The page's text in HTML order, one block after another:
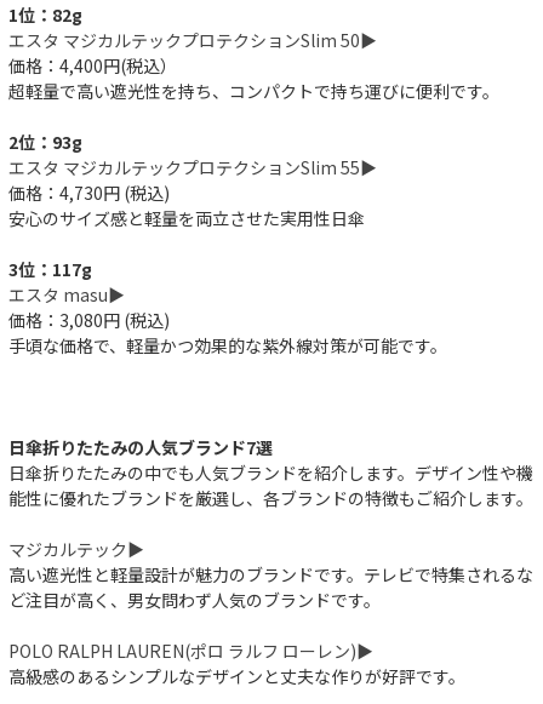
1位：82g
エスタ マジカルテックプロテクションSlim 50▶︎
価格：4,400円(税込）
超軽量で高い遮光性を持ち、コンパクトで持ち運びに便利です。
2位：93g
エスタ マジカルテックプロテクションSlim 55▶︎
価格：4,730円 (税込)
安心のサイズ感と軽量を両立させた実用性日傘
3位：117g
エスタ masu▶︎
価格：3,080円 (税込)
手頃な価格で、軽量かつ効果的な紫外線対策が可能です。
日傘折りたたみの人気ブランド7選
日傘折りたたみの中でも人気ブランドを紹介します。デザイン性や機
能性に優れたブランドを厳選し、各ブランドの特徴もご紹介します。
マジカルテック▶︎
高い遮光性と軽量設計が魅力のブランドです。テレビで特集されるな
ど注目が高く、男女問わず人気のブランドです。
POLO RALPH LAUREN(ポロ ラルフ ローレン)▶︎
高級感のあるシンプルなデザインと丈夫な作りが好評です。